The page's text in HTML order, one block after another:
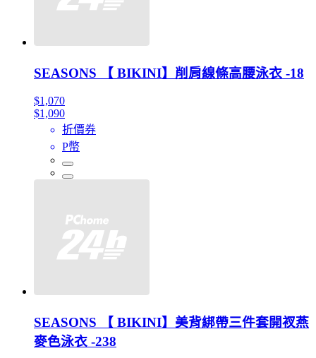
SEASONS 【 BIKINI】削肩線條高腰泳衣 -18
$1,070
$1,090
折價券
P幣
SEASONS 【 BIKINI】美背綁帶三件套開衩燕
麥色泳衣 -238